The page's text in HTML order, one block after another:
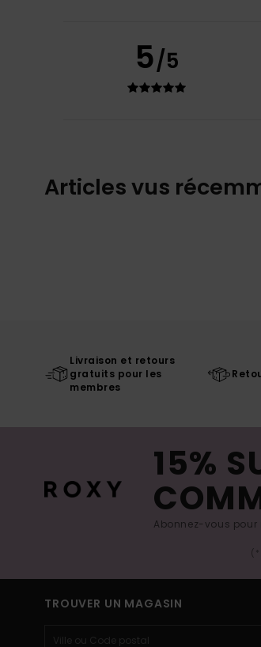
5/5
Articles vus
Livraison et retours
gratuits pour les
membres
15%
Abonnez-vous pour
TROUVER UN MAGASIN